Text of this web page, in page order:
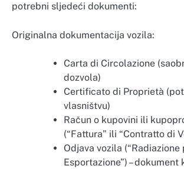
potrebni sljedeći dokumenti:
Originalna dokumentacija vozila:
Carta di Circolazione
dozvola)
Certificato di Proprietà
vlasništvu)
Račun o kupovini ili
(“Fattura” ili “Contratto di
Odjava vozila (“Radiazione
Esportazione”) – dokument